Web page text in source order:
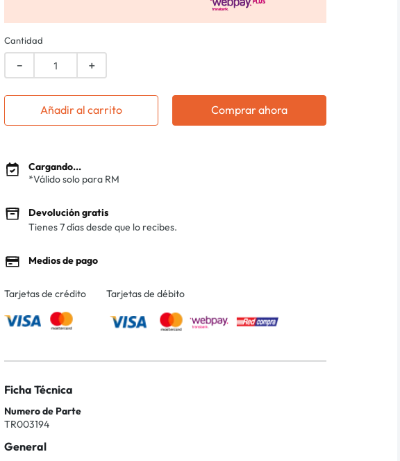
Cantidad
＋
－
Añadir al carrito Comprar ahora
Cargando...
*Válido solo para RM
Devolución gratis
Tienes 7 días desde que lo recibes.
Medios de pago
Tarjetas de crédito Tarjetas de débito
Ficha Técnica
Numero de Parte
TR003194
General